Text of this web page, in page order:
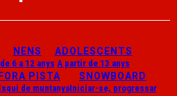
NENS
de 6 a 12 anys
ADOLESCENTS
A partir de 13 anys
FORA PISTA
de muntanya
SNOWBOARD
Iniciar-se, progressar